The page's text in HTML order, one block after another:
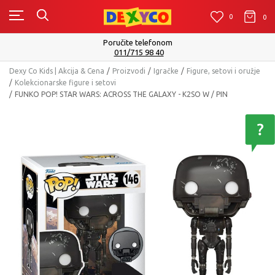
0 0 0
Poručite telefonom
011/715 98 40
Dexy Co Kids | Akcija & Cena Proizvodi Igračke
Figure, setovi i oružje
Kolekcionarske figure i setovi
FUNKO POP! STAR WARS: ACROSS THE GALAXY - K2SO W / PIN